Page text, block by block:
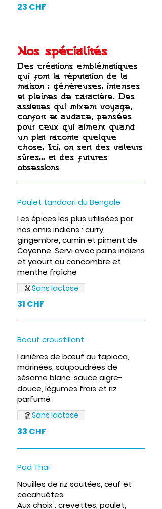
23 CHF
Nos spécialités
Des créations emblématiques
qui font la réputation de la
maison : généreuses, intenses
et pleines de caractère. Des
assiettes qui mixent voyage,
confort et audace, pensées
pour ceux qui aiment quand
un plat raconte quelque
chose. Ici, on sert des valeurs
sûres… et des futures
obsessions
Poulet tandoori du Bengale
Les épices les plus utilisées par
nos amis indiens : curry,
gingembre, cumin et piment de
Cayenne. Servi avec pains indiens
et yaourt au concombre et
menthe fraîche
31 CHF
Sans lactose
Boeuf croustillant
Lanières de bœuf au tapioca,
marinées, saupoudrées de
sésame blanc, sauce aigre-
douce, légumes frais et riz
parfumé
33 CHF
Sans lactose
Pad Thaï
Nouilles de riz sautées, œuf et
cacahuètes.
Aux choix : crevettes, poulet,